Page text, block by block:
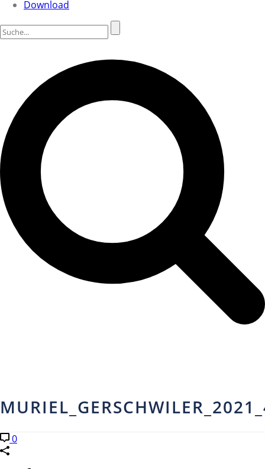
Download
0